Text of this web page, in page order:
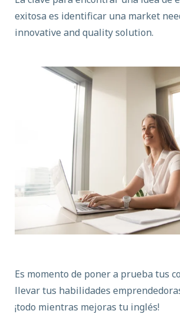
exitosa es identificar una market
innovative and quality solution.
Es momento de poner a prueba tus
llevar tus habilidades
¡todo mientras mejoras tu inglés!